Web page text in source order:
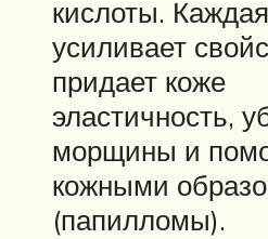
кислоты.
усиливает
придает коже
эластичность,
морщины и
кожными
(папилломы).